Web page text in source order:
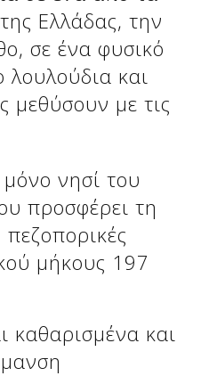
Ελλάδας, την
σε ένα φυσικό
λουλούδια και
μεθύσουν με τις
νησί του
προσφέρει τη
μήκους 197
καθαρισμένα και